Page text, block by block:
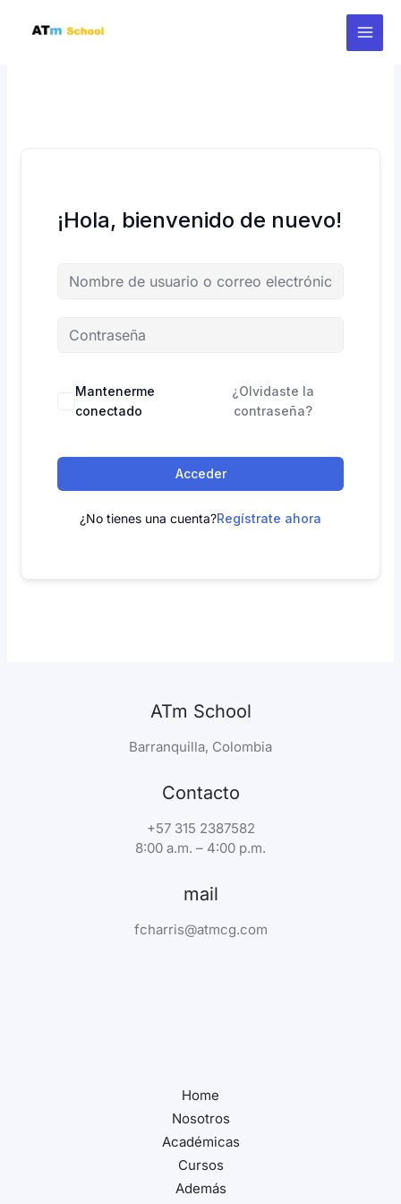
¡Hola, bienvenido de nuevo!
Mantenerme
conectado
¿Olvidaste la
contraseña?
Acceder
¿No tienes una cuenta?Regístrate ahora
ATm School
Barranquilla, Colombia
Contacto
+57 315 2387582
8:00 a.m. – 4:00 p.m.
mail
fcharris@atmcg.com
Home
Nosotros
Académicas
Cursos
Además